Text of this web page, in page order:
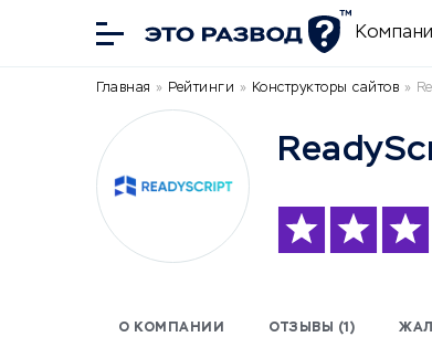
Главная » Рейтинги » Конструкторы сайтов »
О КОМПАНИИ ОТЗЫВЫ (1)